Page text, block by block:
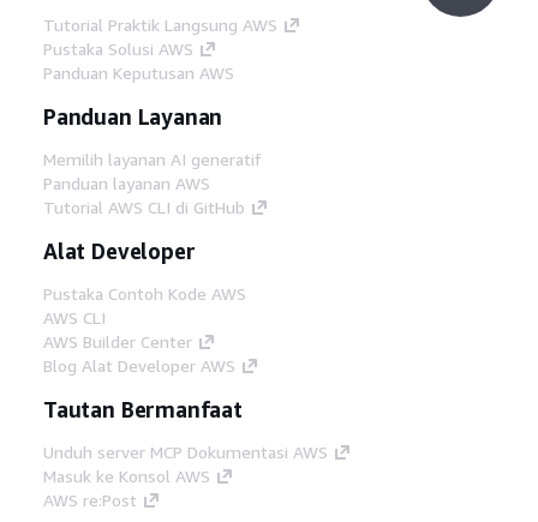
Tutorial Praktik Langsung AWS
Pustaka Solusi AWS
Panduan Keputusan AWS
Panduan Layanan
Memilih layanan AI generatif
Panduan layanan AWS
Tutorial AWS CLI di GitHub
Alat Developer
Pustaka Contoh Kode AWS
AWS CLI
AWS Builder Center
Blog Alat Developer AWS
Tautan Bermanfaat
Unduh server MCP Dokumentasi AWS
Masuk ke Konsol AWS
AWS re:Post